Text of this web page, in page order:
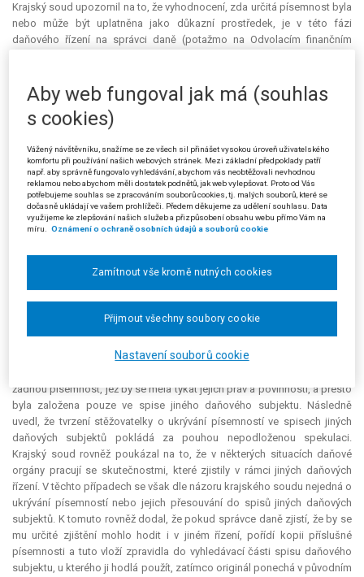
Krajský soud upozornil na to, že vyhodnocení, zda určitá písemnost byla
nebo může být uplatněna jako důkazní prostředek, je v této fázi
daňového řízení na správci daně (potažmo na Odvolacím finančním
uvedl, že žalovaný neměl ke dni vydání napadeného rozsudku povinnost
vyřadit jakékoli písemnosti z vyhledávací části spisu ve smyslu § 65
odst. 2 daňového řádu, a tudíž se nedopustil nezákonného zásahu.
daňového řádu do vyhledávací části spisu nahlížet.
Následně v napadeném rozsudku krajský soud vyjádřil názor, že se
žalovaný neevidováním komunikace s metodiky a nevydáním její kopie
stěžovatelce nedopustil nezákonného zásahu. Tento závěr odůvodnil
tím, že v souladu s § 64 daňového řádu se do spisu zakládají písemnosti
názoru žalovaného mezi jednotlivými jeho pracovníky. Podle krajského
výsledným právním názorem byla stěžovatelka seznámena, takže na něj
mohla reagovat a nebyla nikterak zkrácena na svých právech.
K tvrzenému uchovávání písemností týkajících se stěžovatelky mimo
žádnou písemnost, jež by se měla týkat jejích práv a povinností, a přesto
byla založena pouze ve spise jiného daňového subjektu. Následně
uvedl, že tvrzení stěžovatelky o ukrývání písemností ve spisech jiných
daňových subjektů pokládá za pouhou nepodloženou spekulaci.
Krajský soud rovněž poukázal na to, že v některých situacích daňové
orgány pracují se skutečnostmi, které zjistily v rámci jiných daňových
řízení. V těchto případech se však dle názoru krajského soudu nejedná o
ukrývání písemností nebo jejich přesouvání do spisů jiných daňových
subjektů. K tomuto rovněž dodal, že pokud správce daně zjistí, že by se
mu určité zjištění mohlo hodit i v jiném řízení, pořídí kopii příslušné
písemnosti a tuto vloží zpravidla do vyhledávací části spisu daňového
subjektu, u kterého ji hodlá použít, zatímco originál ponechá v původním
Aby web fungoval jak má (souhlas
s cookies)
Vážený návštěvníku, snažíme se ze všech sil přinášet vysokou úroveň uživatelského
komfortu při používání našich webových stránek. Mezi základní předpoklady patří
např. aby správně fungovalo vyhledávání, abychom vás neobtěžovali nevhodnou
reklamou nebo abychom měli dostatek podnětů, jak web vylepšovat. Proto od Vás
potřebujeme souhlas se zpracováním souborů cookies, tj. malých souborů, které se
dočasně ukládají ve vašem prohlížeči. Předem děkujeme za udělení souhlasu. Data
využijeme ke zlepšování našich služeb a přizpůsobení obsahu webu přímo Vám na
míru. Oznámení o ochraně osobních údajů a souborů cookie
Nastavení souborů cookie
Zamítnout vše kromě nutných cookies
Přijmout všechny soubory cookie